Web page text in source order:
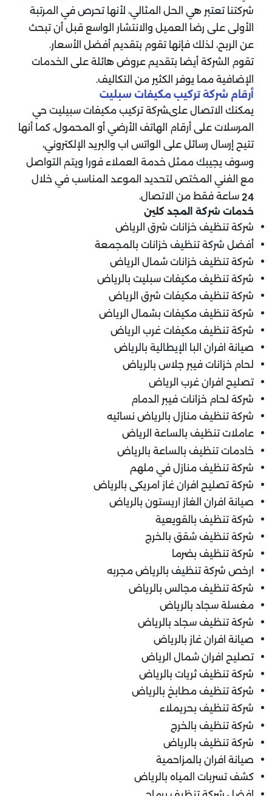
شركتنا تعتبر هي الحل المثالي، لأنها تحرص في المرتبة
الأولى على رضا العميل والانتشار الواسع قبل أن تبحث
عن الربح، لذلك فإنها تقوم بتقديم أفضل الأسعار.
تقوم الشركة أيضا بتقديم عروض هائلة على الخدمات
الإضافية مما يوفر الكثير من التكاليف.
أرقام شركة تركيب مكيفات سبليت
يمكنك الاتصال علىشركة تركيب مكيفات سبيليت حي
المرسلات على أرقام الهاتف الأرضي أو المحمول، كما أنها
تتيح إرسال رسائل على الواتس اب والبريد الإلكتروني،
وسوف يجيبك ممثل خدمة العملاء فورا ويتم التواصل
مع الفني المختص لتحديد الموعد المناسب في خلال
24 ساعة فقط من الاتصال.
خدمات شركة المجد كلين
شركة تنظيف خزانات شرق الرياض
أفضل شركة تنظيف خزانات بالمجمعة
شركة تنظيف خزانات شمال الرياض
شركة تنظيف مكيفات سبليت بالرياض
شركة تنظيف مكيفات شرق الرياض
شركة تنظيف مكيفات بشمال الرياض
شركة تنظيف مكيفات غرب الرياض
صيانة افران البا الإيطالية بالرياض
لحام خزانات فيبر جلاس بالرياض
تصليح افران غرب الرياض
شركة لحام خزانات فيبر الدمام
شركة تنظيف منازل بالرياض نسائيه
عاملات تنظيف بالساعة الرياض
خادمات تنظيف بالساعة بالرياض
شركة تنظيف منازل في ملهم
شركة تصليح افران غاز امريكى بالرياض
صيانة افران الغاز اريستون بالرياض
شركة تنظيف بالقويعية
شركة تنظيف شقق بالخرج
شركة تنظيف بضرما
ارخص شركة تنظيف بالرياض مجربه
شركة تنظيف مجالس بالرياض
مغسلة سجاد بالرياض
شركة تنظيف سجاد بالرياض
صيانة افران غاز بالرياض
تصليح افران شمال الرياض
شركة تنظيف ثريات بالرياض
شركة تنظيف مطابخ بالرياض
شركة تنظيف بحريملاء
شركة تنظيف بالخرج
شركة تنظيف بالرياض
صيانة افران بالمزاحمية
كشف تسربات المياه بالرياض